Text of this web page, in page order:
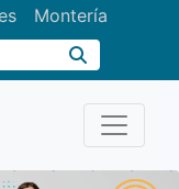
Montería